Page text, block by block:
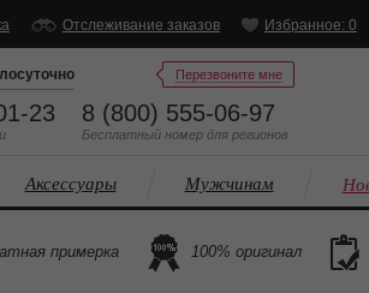
Отслеживание заказов Избранное: 0
23 8 (800) 555-06-97
Бесплатный номер для регионов
Перезвоните мне
Аксессуары Мужчинам
примерка 100% оригинал